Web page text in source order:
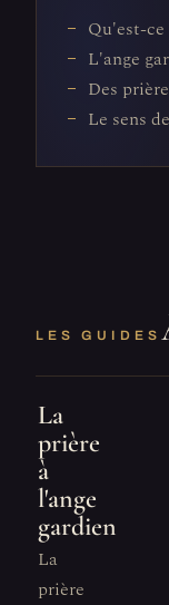
Qu'est-ce
L'ange
Des
Le sens
LES GUIDES
La
prière
à
l'ange
gardien
La
prière